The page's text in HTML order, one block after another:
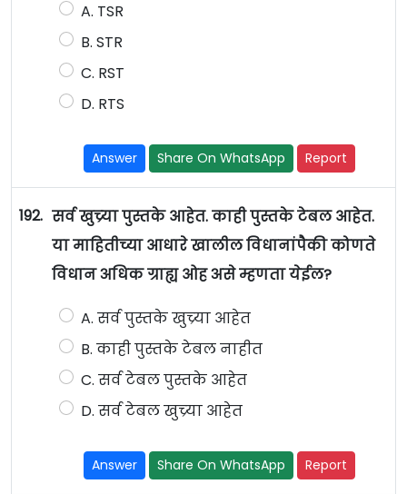
A. TSR
B. STR
C. RST
D. RTS
Answer Share On WhatsApp Report
192. सर्व खुच्र्या पुस्तके आहेत. काही पुस्तके टेबल आहेत.
या माहितीच्या आधारे खालील विधानांपैकी कोणते
विधान अधिक ग्राह्य ओह असे म्हणता येईल?
A. सर्व पुस्तके खुच्र्या आहेत
B. काही पुस्तके टेबल नाहीत
C. सर्व टेबल पुस्तके आहेत
D. सर्व टेबल खुच्र्या आहेत
Answer Share On WhatsApp Report